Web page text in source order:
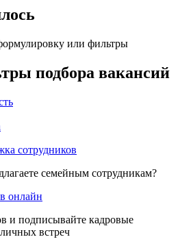
или фильтры
подбора вакансий
сотрудников
семейным сотрудникам?
онлайн
и подписывайте кадровые
встреч